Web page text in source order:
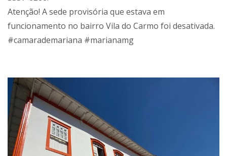
Atenção! A sede provisória que estava em
funcionamento no bairro Vila do Carmo foi desativada.
#camarademariana #marianamg